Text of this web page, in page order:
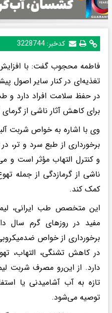
کدخبر: 3228744
فاطمه محجوب گفت: با
تغذیه‌ای در کنار سایر اصول
در حفظ سلامت افراد دارد و
برای کاهش آثار ناشی از
وی با اشاره به خواص شربت
برخورداری از طبع سرد و
و کنترل التهاب مؤثر است و
ناشی از گرمازدگی از جمله
کمک کند.
این متخصص طب ایرانی،
مفید در روزهای گرم سال
برخورداری از خواص
در کاهش تشنگی، التهاب،
دارد. از این‌رو مصرف شربت
تازه به آب آشامیدنی یا
توصیه می‌شود.